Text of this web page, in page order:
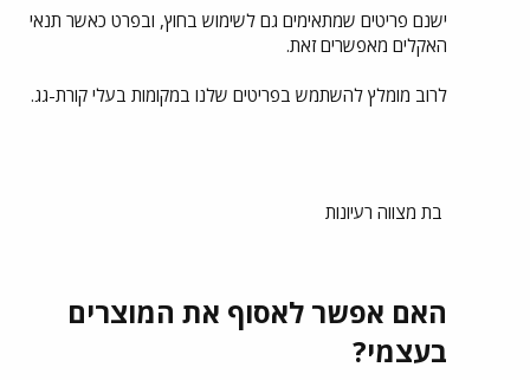
ישנם פריטים שמתאימים גם לשימוש בחוץ, ובפרט כאשר תנאי
האקלים מאפשרים זאת.
לרוב מומלץ להשתמש בפריטים שלנו במקומות בעלי קורת-גג.
בת מצווה רעיונות
האם אפשר לאסוף את המוצרים
בעצמי?